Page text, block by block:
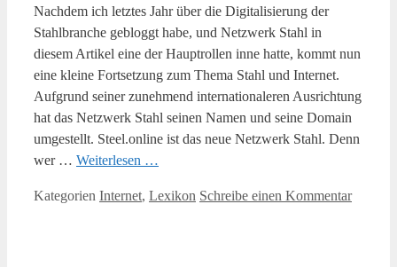
Nachdem ich letztes Jahr über die Digitalisierung der
Stahlbranche gebloggt habe, und Netzwerk Stahl in
diesem Artikel eine der Hauptrollen inne hatte, kommt nun
eine kleine Fortsetzung zum Thema Stahl und Internet.
Aufgrund seiner zunehmend internationaleren Ausrichtung
hat das Netzwerk Stahl seinen Namen und seine Domain
umgestellt. Steel.online ist das neue Netzwerk Stahl. Denn
wer … Weiterlesen …
Kategorien Internet, Lexikon Schreibe einen Kommentar